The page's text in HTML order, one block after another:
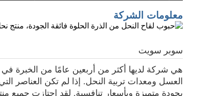
معلومات الشركة
سوبر سويت
هي شركة لديها أكثر من أربعين عامًا من الخبرة
العسل ومعدات تربية النحل. إذا لم تكن العناصر
بجودة متميزة وبأسعار تنافسية. لقد اجتازت